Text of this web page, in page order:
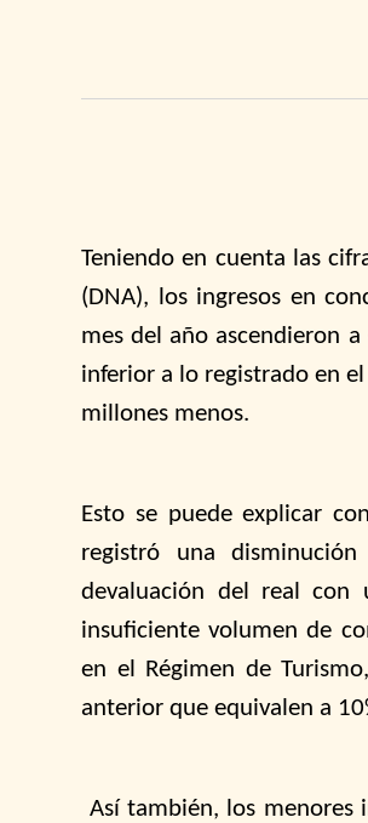
Teniendo en cuenta las
(DNA), los ingresos en
mes del año ascendieron
inferior a lo registrado en
millones menos.
Esto se puede explicar
registró una
devaluación del real con
insuficiente volumen de
en el Régimen de
anterior que equivalen a
Así también, los menores